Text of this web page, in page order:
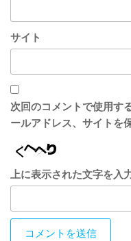
サイト
次回のコメントで使用す
ールアドレス、サイトを
上に表示された文字を入